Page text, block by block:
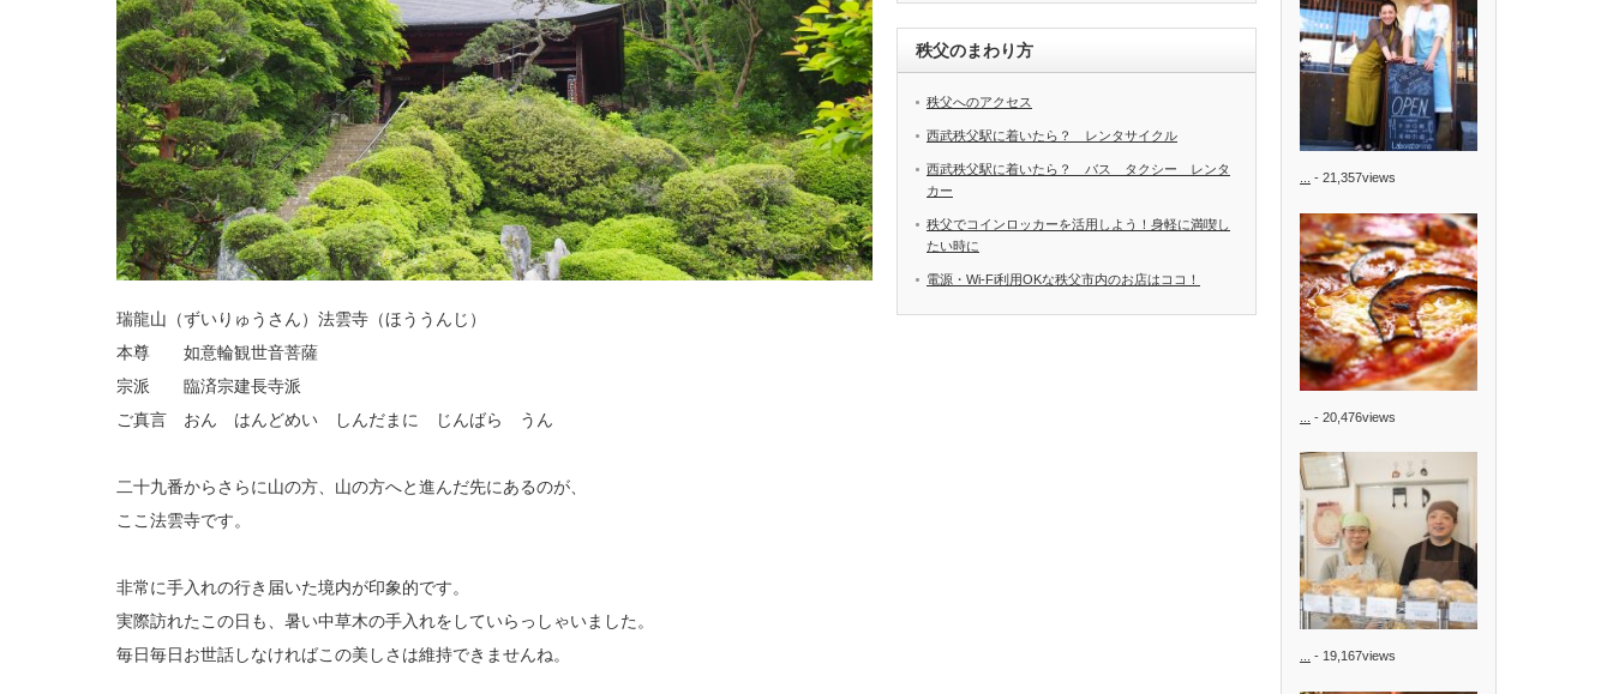
瑞龍山（ずいりゅうさん）法雲寺（ほううんじ）
本尊 如意輪観世音菩薩
宗派 臨済宗建長寺派
ご真言 おん はんどめい しんだまに じんばら うん
二十九番からさらに山の方、山の方へと進んだ先にあるのが、
ここ法雲寺です。
非常に手入れの行き届いた境内が印象的です。
実際訪れたこの日も、暑い中草木の手入れをしていらっしゃいました。
毎日毎日お世話しなければこの美しさは維持できませんね。
秩父のまわり方
秩父へのアクセス
西武秩父駅に着いたら？ レンタサイクル
西武秩父駅に着いたら？ バス タクシー レンタ
カー
秩父でコインロッカーを活用しよう！身軽に満喫し
たい時に
電源・Wi-Fi利用OKな秩父市内のお店はココ！
- 21,357views
- 20,476views
- 19,167views